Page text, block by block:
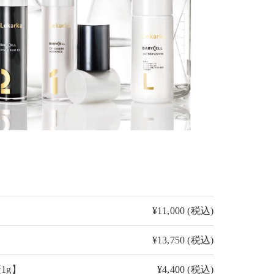
¥11,000 (税込)
¥13,750 (税込)
】 ¥4,400 (税込)